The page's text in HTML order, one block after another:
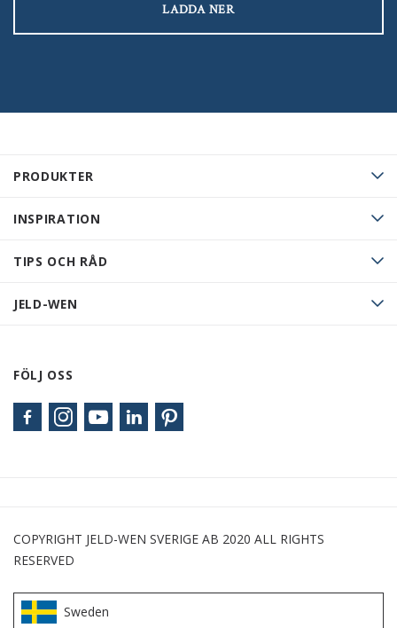
PRODUKTER
INSPIRATION
TIPS OCH RÅD
JELD-WEN
FÖLJ OSS
LADDA NER
COPYRIGHT JELD-WEN SVERIGE AB 2020 ALL RIGHTS
RESERVED
Sweden